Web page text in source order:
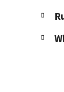
č
ý
e
ó